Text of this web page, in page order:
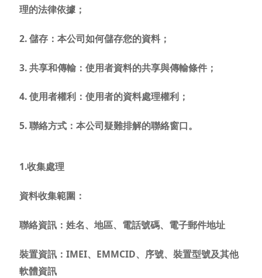
理的法律依據；
2. 儲存：本公司如何儲存您的資料；
3. 共享和傳輸：使用者資料的共享與傳輸條件；
4. 使用者權利：使用者的資料處理權利；
5. 聯絡方式：本公司疑難排解的聯絡窗口。
1.收集處理
資料收集範圍：
聯絡資訊：姓名、地區、電話號碼、電子郵件地址
裝置資訊：IMEI、EMMCID、序號、裝置型號及其他
軟體資訊